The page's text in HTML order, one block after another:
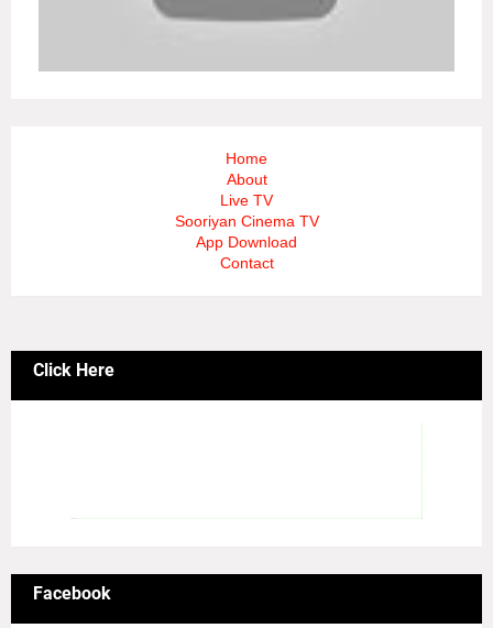
Home
About
Live TV
Sooriyan Cinema TV
App Download
Contact
Click Here
Facebook